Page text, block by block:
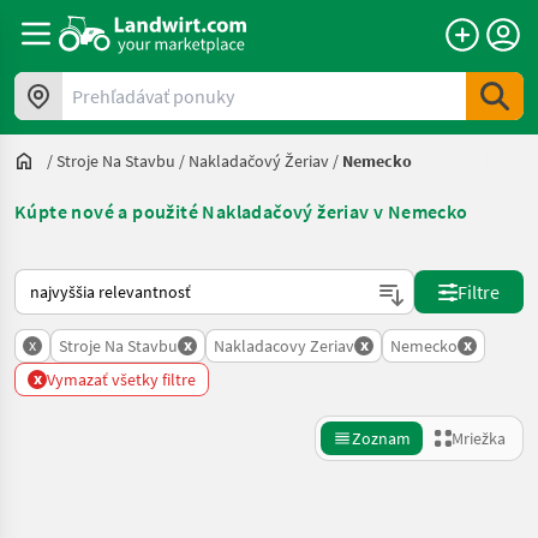
Prehľadávať ponuky
/Stroje Na Stavbu / Nakladačový Žeriav / Nemecko
Kúpte nové a použité Nakladačový žeriav v Nemecko
Takto sa vykonáva triedenie na Landwirt.com
Filtre
x Stroje Na Stavbu x Nakladacovy Zeriav x Nemecko x
x Vymazať všetky filtre
Zoznam Mriežka